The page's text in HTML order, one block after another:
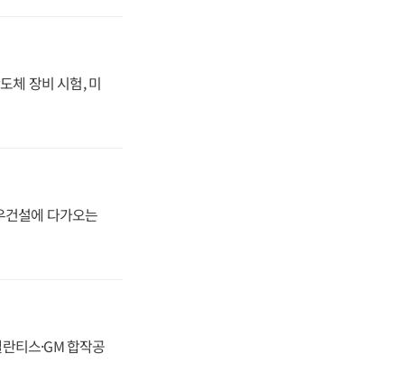
체 장비 시험, 미
건설에 다가오는
티스·GM 합작공